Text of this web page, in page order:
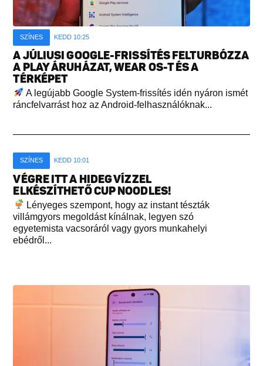
SZÍNES KEDD 10:25
A JÚLIUSI GOOGLE-FRISSÍTÉS FELTURBÓZZA
A PLAY ÁRUHÁZAT, WEAR OS-T ÉS A
TÉRKÉPET
A legújabb Google System-frissítés idén nyáron ismét
ráncfelvarrást hoz az Android-felhasználóknak...
SZÍNES KEDD 10:01
VÉGRE ITT A HIDEG VÍZZEL
ELKÉSZÍTHETŐ CUP NOODLES!
Lényeges szempont, hogy az instant tészták
villámgyors megoldást kínálnak, legyen szó
egyetemista vacsoráról vagy gyors munkahelyi
ebédről...